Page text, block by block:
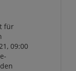
für
09:00